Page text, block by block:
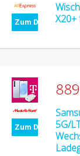
Zum Deal
Zum Deal
5G/